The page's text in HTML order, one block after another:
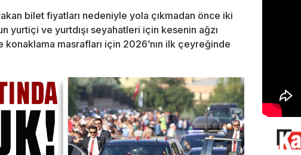
bilet fiyatları nedeniyle yola çıkmadan önce iki
yurtiçi ve yurtdışı seyahatleri için kesenin ağzı
masrafları için 2026’nın ilk çeyreğinde